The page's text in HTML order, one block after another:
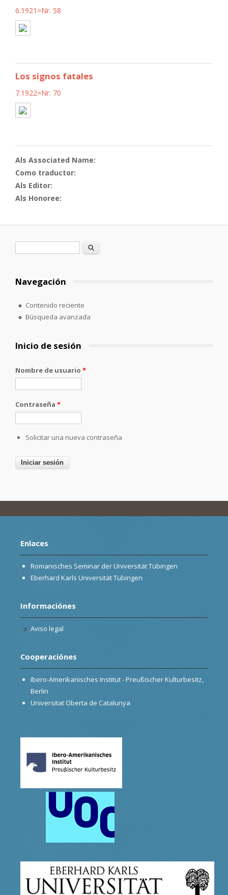
6.1921=Nr. 58
Los signos fatales
7.1922=Nr. 70
Als Associated Name:
Como traductor:
Als Editor:
Als Honoree:
Formulario de búsqueda
Buscar
Navegación
Contenido reciente
Búsqueda avanzada
Inicio de sesión
Nombre de usuario *
Contraseña *
Solicitar una nueva contraseña
Enlaces
Romanisches Seminar der Universität Tübingen
Eberhard Karls Universität Tübingen
Informaciónes
Aviso legal
Cooperaciónes
Ibero-Amerikanisches Institut - Preußischer Kulturbesitz,
Berlin
Universitat Oberta de Catalunya